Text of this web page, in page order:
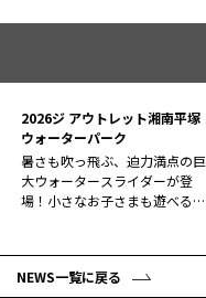
2026ジ アウトレット湘南平塚
ウォーターパーク
暑さも吹っ飛ぶ、迫力満点の巨
大ウォータースライダーが登
場！小さなお子さまも遊べる楽
NEWS一覧に戻る